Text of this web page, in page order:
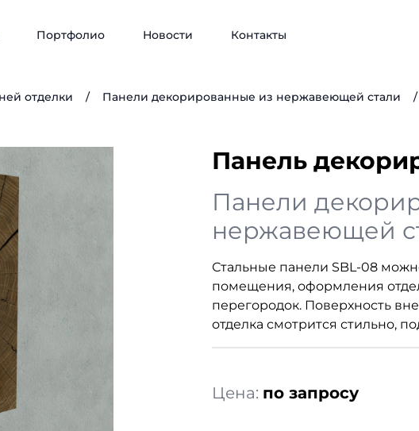
Портфолио Новости Контакты
отделки / Панели декорированные из нержавеющей стали /
Панель
Панели
нержавеющей
Стальные панели SBL-08
помещения, оформления
перегородок. Поверхность
отделка смотрится стильно,
Цена: по запросу